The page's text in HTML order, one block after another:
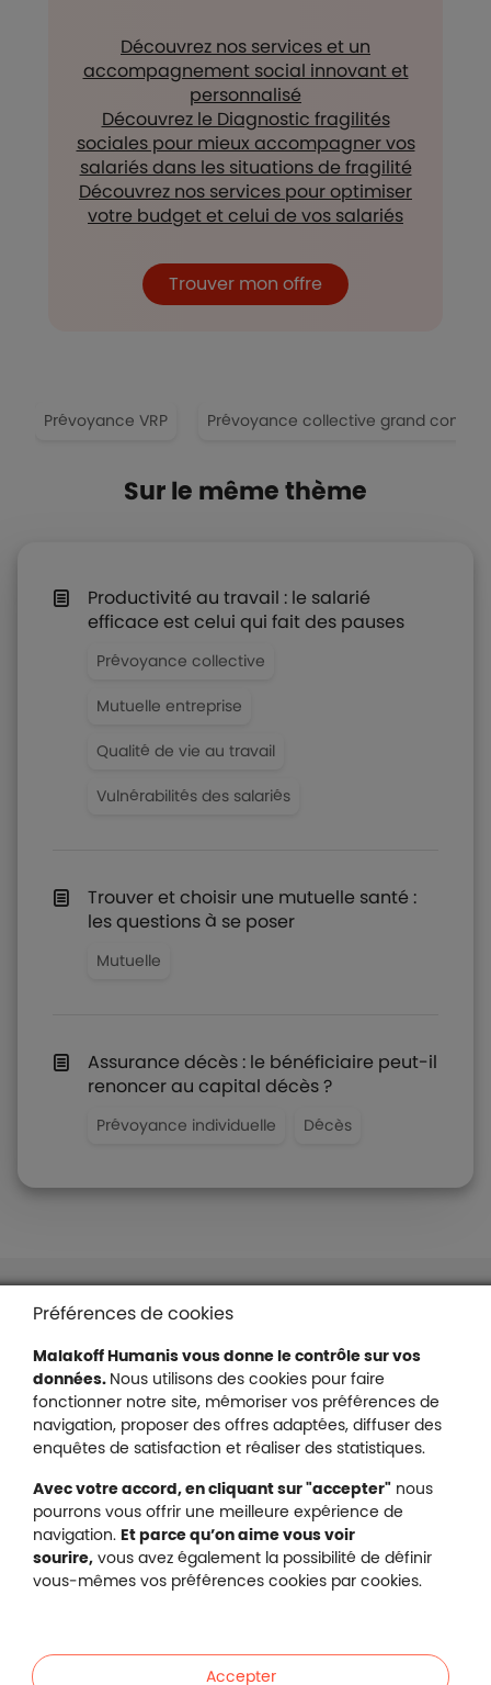
Découvrez nos services et un
accompagnement social innovant et
personnalisé
Découvrez le Diagnostic fragilités
sociales pour mieux accompagner vos
salariés dans les situations de fragilité
Découvrez nos services pour optimiser
votre budget et celui de vos salariés
Trouver mon offre
Prévoyance VRP Prévoyance collective grand compte
Sur le même thème
Productivité au travail : le salarié
efficace est celui qui fait des pauses
Prévoyance collective
Mutuelle entreprise
Qualité de vie au travail
Vulnérabilités des salariés
Trouver et choisir une mutuelle santé :
les questions à se poser
Mutuelle
Assurance décès : le bénéficiaire peut-il
renoncer au capital décès ?
Prévoyance individuelle Décès
Liens en bas de page
Accessibilité : partiellement conforme
Protection des données
Nous contacter
Plan du site
Gestion des cookies
Malakoff Humanis sur Facebook
Malakoff Humanis sur YouTube
Malakoff Humanis sur X
Malakoff Humanis
Malakoff Humanis à vos côtés.
Préférences de cookies
Malakoff Humanis vous donne le contrôle sur vos
données. Nous utilisons des cookies pour faire
fonctionner notre site, mémoriser vos préférences de
navigation, proposer des offres adaptées, diffuser des
enquêtes de satisfaction et réaliser des statistiques.
Avec votre accord, en cliquant sur "accepter" nous
pourrons vous offrir une meilleure expérience de
navigation. Et parce qu’on aime vous voir
sourire, vous avez également la possibilité de définir
vous-mêmes vos préférences cookies par cookies.
Accepter